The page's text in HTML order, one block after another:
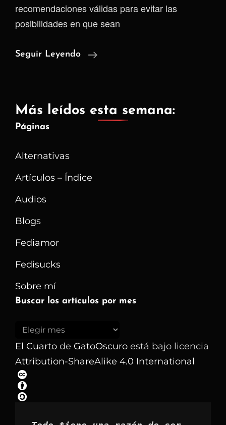
recomendaciones válidas para evitar las
posibilidades en que sean
Seguir Leyendo
Mucha
Riesgo
Más leídos esta semana:
Páginas
Alternativas
Artículos – Índice
Audios
Blogs
Fediamor
Fedisucks
Sobre mí
Buscar los artículos por mes
Buscar
los
artículos
por
mes
El Cuarto de GatoOscuro está bajo licencia
Attribution-ShareAlike 4.0 International